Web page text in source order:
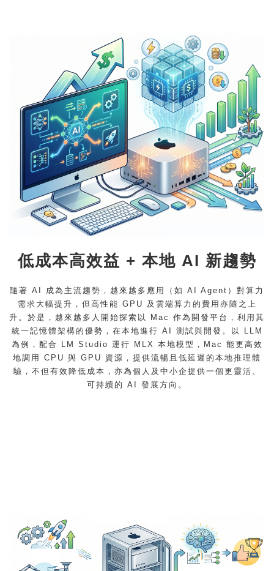
低成本高效益 + 本地 AI 新趨勢
隨著 AI 成為主流趨勢，越來越多應用（如 AI Agent）對算力
需求大幅提升，但高性能 GPU 及雲端算力的費用亦隨之上
升。於是，越來越多人開始探索以 Mac 作為開發平台，利用其
統一記憶體架構的優勢，在本地進行 AI 測試與開發。以 LLM
為例，配合 LM Studio 運行 MLX 本地模型，Mac 能更高效
地調用 CPU 與 GPU 資源，提供流暢且低延遲的本地推理體
驗，不但有效降低成本，亦為個人及中小企提供一個更靈活、
可持續的 AI 發展方向。